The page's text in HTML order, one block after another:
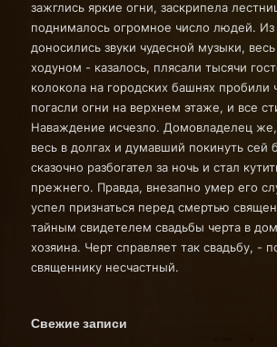
зажглись яркие огни, заскрипела
поднималось огромное число людей. Из
доносились звуки чудесной музыки,
ходуном - казалось, плясали тысячи
колокола на городских башнях пробили
погасли огни на верхнем этаже, и все
Наваждение исчезло. Домовладелец
весь в долгах и думавший покинуть сей
сказочно разбогател за ночь и стал
прежнего. Правда, внезапно умер его
успел признаться перед смертью
тайным свидетелем свадьбы черта в
хозяина. Черт справляет так свадьбу, -
священнику несчастный.
Свежие записи